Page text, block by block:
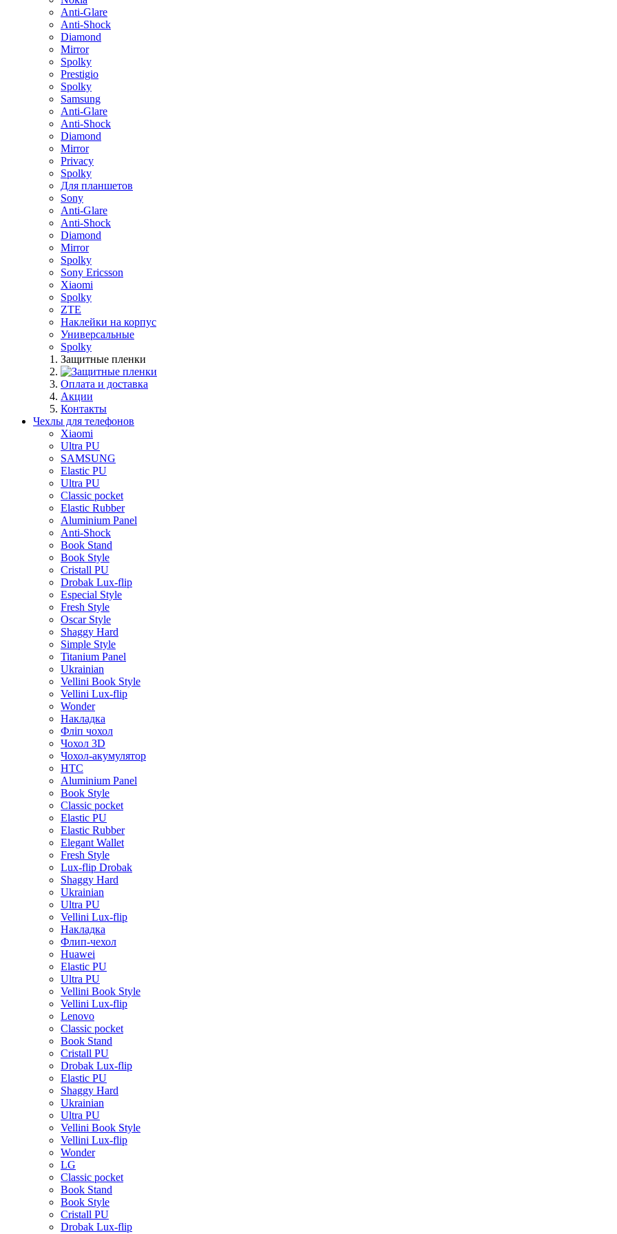
Anti-Glare
Anti-Shock
Diamond
Mirror
Spolky
Prestigio
Spolky
Samsung
Anti-Glare
Anti-Shock
Diamond
Mirror
Privacy
Spolky
Для планшетов
Sony
Anti-Glare
Anti-Shock
Diamond
Mirror
Spolky
Sony Ericsson
Xiaomi
Spolky
ZTE
Наклейки на корпус
Универсальные
Spolky
Защитные пленки
Оплата и доставка
Акции
Контакты
Чехлы для телефонов
Xiaomi
Ultra PU
SAMSUNG
Elastic PU
Ultra PU
Classic pocket
Elastic Rubber
Aluminium Panel
Anti-Shock
Book Stand
Book Style
Cristall PU
Drobak Lux-flip
Especial Style
Fresh Style
Oscar Style
Shaggy Hard
Simple Style
Titanium Panel
Ukrainian
Vellini Book Style
Vellini Lux-flip
Wonder
Накладка
Фліп чохол
Чохол 3D
Чохол-акумулятор
HTC
Aluminium Panel
Book Style
Classic pocket
Elastic PU
Elastic Rubber
Elegant Wallet
Fresh Style
Lux-flip Drobak
Shaggy Hard
Ukrainian
Ultra PU
Vellini Lux-flip
Накладка
Флип-чехол
Huawei
Elastic PU
Ultra PU
Vellini Book Style
Vellini Lux-flip
Lenovo
Classic pocket
Book Stand
Cristall PU
Drobak Lux-flip
Elastic PU
Shaggy Hard
Ukrainian
Ultra PU
Vellini Book Style
Vellini Lux-flip
Wonder
LG
Classic pocket
Book Stand
Book Style
Cristall PU
Drobak Lux-flip